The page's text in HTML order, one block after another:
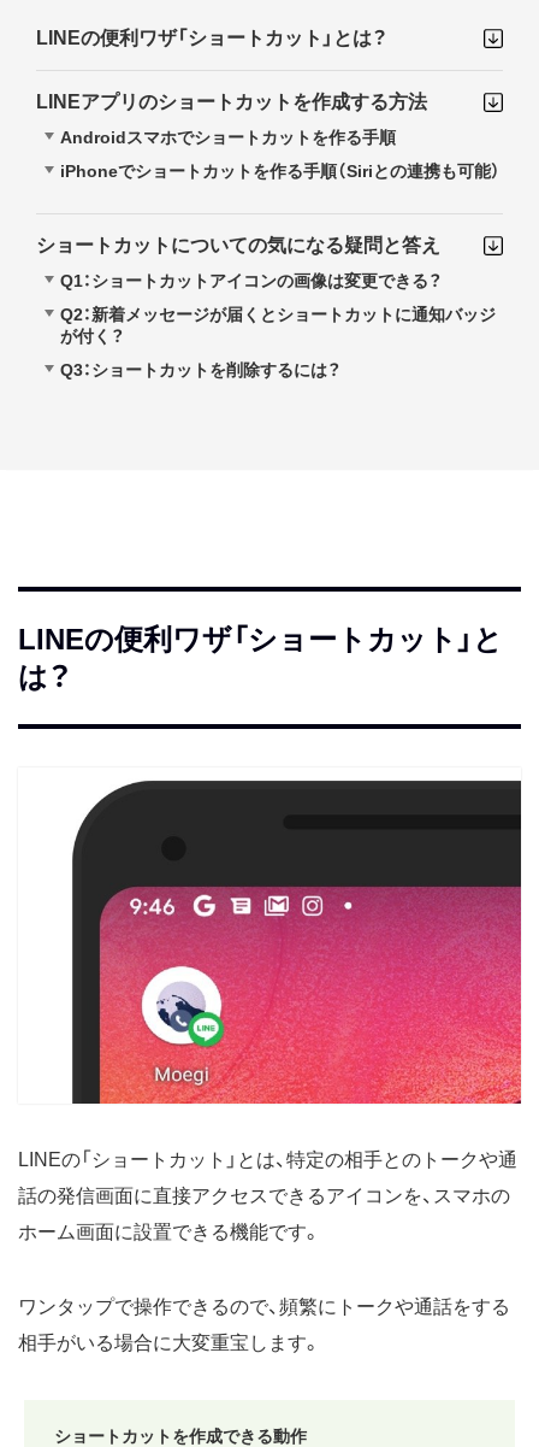
LINEの便利ワザ「ショートカット」とは？
LINEアプリのショートカットを作成する方法
Androidスマホでショートカットを作る手順
iPhoneでショートカットを作る手順（Siriとの連携も可能）
ショートカットについての気になる疑問と答え
Q1：ショートカットアイコンの画像は変更できる？
Q2：新着メッセージが届くとショートカットに通知バッジ
が付く？
Q3：ショートカットを削除するには？
LINEの便利ワザ「ショートカット」と
は？
LINEの「ショートカット」とは、特定の相手とのトークや通
話の発信画面に直接アクセスできるアイコンを、スマホの
ホーム画面に設置できる機能です。
ワンタップで操作できるので、頻繁にトークや通話をする
相手がいる場合に大変重宝します。
ショートカットを作成できる動作